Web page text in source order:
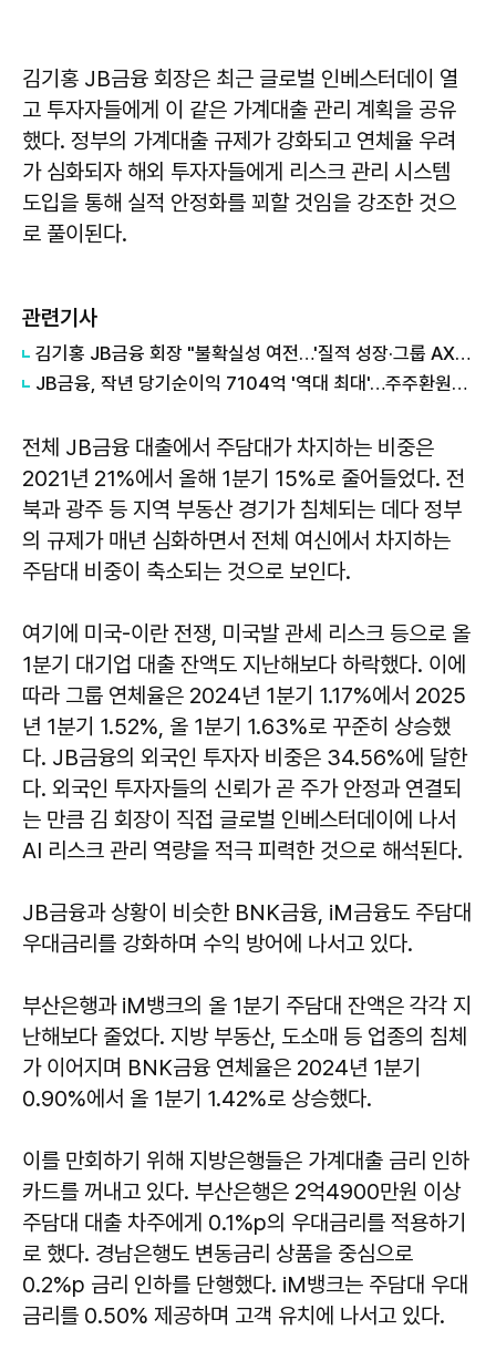
김기홍 JB금융 회장은 최근 글로벌 인베스터데이 열
고 투자자들에게 이 같은 가계대출 관리 계획을 공유
했다. 정부의 가계대출 규제가 강화되고 연체율 우려
가 심화되자 해외 투자자들에게 리스크 관리 시스템
도입을 통해 실적 안정화를 꾀할 것임을 강조한 것으
로 풀이된다.
관련기사
김기홍 JB금융 회장 "불확실성 여전…'질적 성장·그룹 AX' 추진 속도"
JB금융, 작년 당기순이익 7104억 '역대 최대'…주주환원율 45%
전체 JB금융 대출에서 주담대가 차지하는 비중은
2021년 21%에서 올해 1분기 15%로 줄어들었다. 전
북과 광주 등 지역 부동산 경기가 침체되는 데다 정부
의 규제가 매년 심화하면서 전체 여신에서 차지하는
주담대 비중이 축소되는 것으로 보인다.
여기에 미국-이란 전쟁, 미국발 관세 리스크 등으로 올
1분기 대기업 대출 잔액도 지난해보다 하락했다. 이에
따라 그룹 연체율은 2024년 1분기 1.17%에서 2025
년 1분기 1.52%, 올 1분기 1.63%로 꾸준히 상승했
다. JB금융의 외국인 투자자 비중은 34.56%에 달한
다. 외국인 투자자들의 신뢰가 곧 주가 안정과 연결되
는 만큼 김 회장이 직접 글로벌 인베스터데이에 나서
AI 리스크 관리 역량을 적극 피력한 것으로 해석된다.
JB금융과 상황이 비슷한 BNK금융, iM금융도 주담대
우대금리를 강화하며 수익 방어에 나서고 있다.
부산은행과 iM뱅크의 올 1분기 주담대 잔액은 각각 지
난해보다 줄었다. 지방 부동산, 도소매 등 업종의 침체
가 이어지며 BNK금융 연체율은 2024년 1분기
0.90%에서 올 1분기 1.42%로 상승했다.
이를 만회하기 위해 지방은행들은 가계대출 금리 인하
카드를 꺼내고 있다. 부산은행은 2억4900만원 이상
주담대 대출 차주에게 0.1%p의 우대금리를 적용하기
로 했다. 경남은행도 변동금리 상품을 중심으로
0.2%p 금리 인하를 단행했다. iM뱅크는 주담대 우대
금리를 0.50% 제공하며 고객 유치에 나서고 있다.